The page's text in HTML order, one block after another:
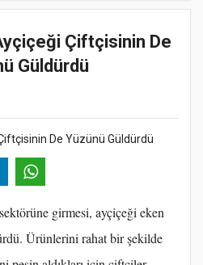
Çiftçisinin De
Güldürdü
girmesi, ayçiçeği eken
Ürünlerini rahat bir şekilde